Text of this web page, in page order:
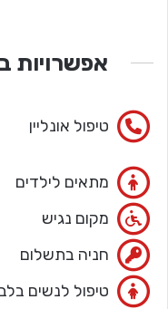
אפשרויות
טיפול אונליין
מתאים לילדים
מקום נגיש
חניה בתשלום
טיפול לנשים